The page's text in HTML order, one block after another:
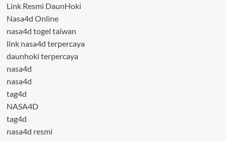
Link Resmi DaunHoki
Nasa4d Online
nasa4d togel taiwan
link nasa4d terpercaya
daunhoki terpercaya
nasa4d
nasa4d
tag4d
NASA4D
tag4d
nasa4d resmi